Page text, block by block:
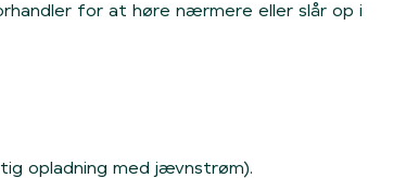
for at høre nærmere eller slår op i
opladning med jævnstrøm).